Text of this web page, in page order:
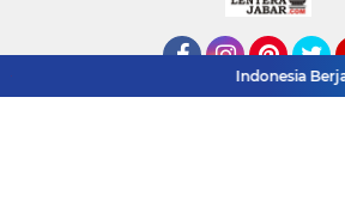
FacebookInstagram
Pinterest
Indonesia Berjaya Raih